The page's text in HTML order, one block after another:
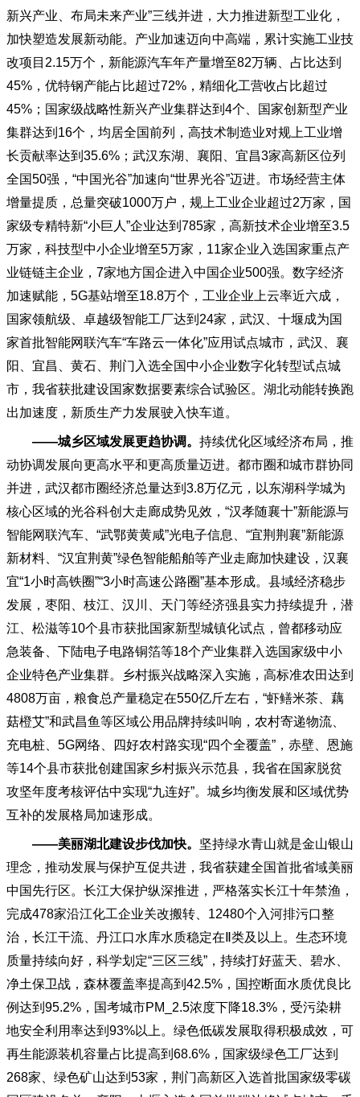
新兴产业、布局未来产业”三线并进，大力推进新型工业化，
加快塑造发展新动能。产业加速迈向中高端，累计实施工业技
改项目2.15万个，新能源汽车年产量增至82万辆、占比达到
45%，优特钢产能占比超过72%，精细化工营收占比超过
45%；国家级战略性新兴产业集群达到4个、国家创新型产业
集群达到16个，均居全国前列，高技术制造业对规上工业增
长贡献率达到35.6%；武汉东湖、襄阳、宜昌3家高新区位列
全国50强，“中国光谷”加速向“世界光谷”迈进。市场经营主体
增量提质，总量突破1000万户，规上工业企业超过2万家，国
家级专精特新“小巨人”企业达到785家，高新技术企业增至3.5
万家，科技型中小企业增至5万家，11家企业入选国家重点产
业链链主企业，7家地方国企进入中国企业500强。数字经济
加速赋能，5G基站增至18.8万个，工业企业上云率近六成，
国家领航级、卓越级智能工厂达到24家，武汉、十堰成为国
家首批智能网联汽车“车路云一体化”应用试点城市，武汉、襄
阳、宜昌、黄石、荆门入选全国中小企业数字化转型试点城
市，我省获批建设国家数据要素综合试验区。湖北动能转换跑
出加速度，新质生产力发展驶入快车道。
——城乡区域发展更趋协调。 持续优化区域经济布局，推
动协调发展向更高水平和更高质量迈进。都市圈和城市群协同
并进，武汉都市圈经济总量达到 3.8万亿元，以东湖科学城为
核心区域的光谷科创大走廊成势见效，“汉孝随襄十”新能源与
智能网联汽车、“武鄂黄黄咸”光电子信息、“宜荆荆襄”新能源
新材料、“汉宜荆黄”绿色智能船舶等产业走廊加快建设，汉襄
宜“1小时高铁圈”“3小时高速公路圈”基本形成。县域经济稳步
发展，枣阳、枝江、汉川、天门等经济强县实力持续提升，潜
江、松滋等10个县市获批国家新型城镇化试点，曾都移动应
急装备、下陆电子电路铜箔等18个产业集群入选国家级中小
企业特色产业集群。乡村振兴战略深入实施，高标准农田达到
4808万亩，粮食总产量稳定在550亿斤左右，“虾鳝米茶、藕
菇橙艾”和武昌鱼等区域公用品牌持续叫响，农村寄递物流、
充电桩、5G网络、四好农村路实现“四个全覆盖”，赤壁、恩施
等14个县市获批创建国家乡村振兴示范县，我省在国家脱贫
攻坚年度考核评估中实现“九连好”。城乡均衡发展和区域优势
互补的发展格局加速形成。
——美丽湖北建设步伐加快。 坚持绿水青山就是金山银山
理念，推动发展与保护互促共进，我省获建全国首批省域美丽
中国先行区。长江大保护纵深推进，严格落实长江十年禁渔，
完成478家沿江化工企业关改搬转、12480个入河排污口整
治，长江干流、丹江口水库水质稳定在Ⅱ类及以上。生态环境
质量持续向好，科学划定“三区三线”，持续打好蓝天、碧水、
净土保卫战，森林覆盖率提高到42.5%，国控断面水质优良比
例达到95.2%，国考城市PM_2.5浓度下降18.3%，受污染耕
地安全利用率达到93%以上。绿色低碳发展取得积极成效，可
再生能源装机容量占比提高到68.6%，国家级绿色工厂达到
268家、绿色矿山达到53家，荆门高新区入选首批国家级零碳